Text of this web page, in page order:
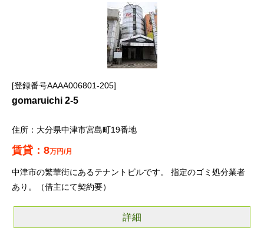
登録番号AAAA006801-205
gomaruichi 2-5
大分県中津市宮島町19番地
8万円/月
中津市の繁華街にあるテナントビルです。 指定のゴミ処分業者
あり。（借主にて契約要）
詳細